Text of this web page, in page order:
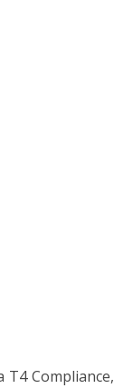
Compliance,